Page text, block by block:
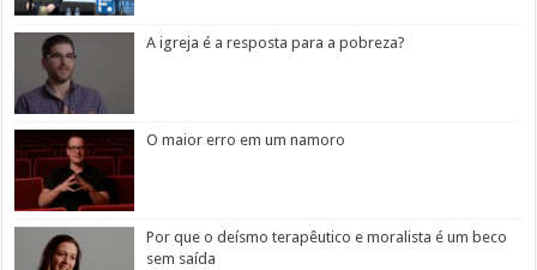
A igreja é a resposta para a pobreza?
O maior erro em um namoro
Por que o deísmo terapêutico e moralista é um beco
sem saída